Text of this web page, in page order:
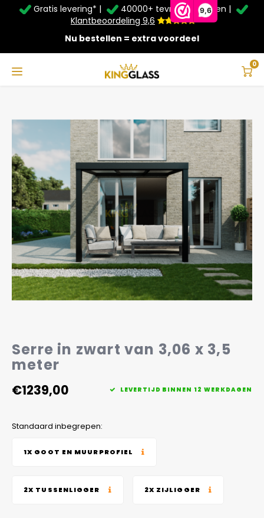
9,6
Service & Contact
Afhalen
Montage
Betaalmethoden
Garantie
Veelgestelde vragen
Taal
Deutsch
Gratis levering* |
40000+ tevreden klanten |
Klantbeoordeling 9,6
Nu bestellen = extra voordeel
0
Zomer Deals: Tot 20% kortingop schuifwanden en
veranda's +€20extra kassa korting*
Serre in zwart van 3,06 x 3,5 meter
Serre in zwart van 3,06 x 3,5
meter
€1239,00 LEVERTIJD BINNEN 12 WERKDAGEN
Standaard inbegrepen:
1X GOOT EN MUURPROFIEL
2X TUSSENLIGGER 2X ZIJLIGGER